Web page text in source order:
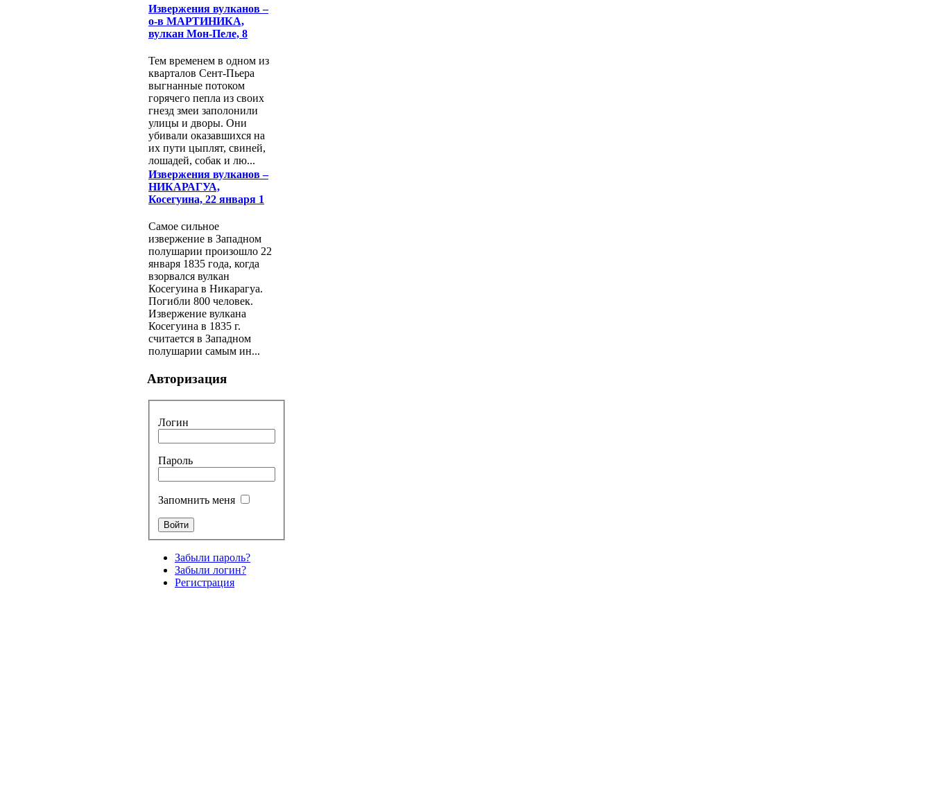
Извержения вулканов –
о-в МАРТИНИКА,
вулкан Мон-Пеле, 8
Тем временем в одном из
кварталов Сент-Пьера
выгнанные потоком
горячего пепла из своих
гнезд змеи заполонили
улицы и дворы. Они
убивали оказавшихся на
их пути цыплят, свиней,
лошадей, собак и лю...
Извержения вулканов –
НИКАРАГУА,
Косегуина, 22 января 1
Самое сильное
извержение в Западном
полушарии произошло 22
января 1835 года, когда
взорвался вулкан
Косегуина в Никарагуа.
Погибли 800 человек.
Извержение вулкана
Косегуина в 1835 г.
считается в Западном
полушарии самым ин...
Авторизация
Логин
Пароль
Запомнить меня
Забыли пароль?
Забыли логин?
Регистрация